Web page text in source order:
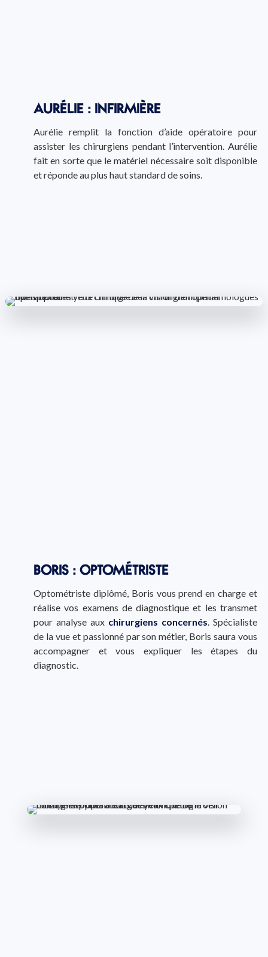
AURÉLIE : INFIRMIÈRE
Aurélie remplit la fonction d’aide opératoire pour
assister les chirurgiens pendant l’intervention. Aurélie
fait en sorte que le matériel nécessaire soit disponible
et réponde au plus haut standard de soins.
BORIS : OPTOMÉTRISTE
Optométriste diplômé, Boris vous prend en charge et
réalise vos examens de diagnostique et les transmet
pour analyse aux chirurgiens concernés. Spécialiste
de la vue et passionné par son métier, Boris saura vous
accompagner et vous expliquer les étapes du
diagnostic.